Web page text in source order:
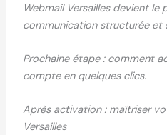
Webmail Versailles devient le
communication structurée et
Prochaine étape : comment
compte en quelques clics.
Après activation : maîtriser
Versailles